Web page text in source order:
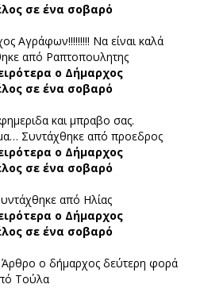
σε ένα σοβαρό
Αγράφων!!!!!!!!! Να είναι καλά
από Ραπτοπουλητης
ο Δήμαρχος
σε ένα σοβαρό
και μπραβο σας.
Συντάχθηκε από προεδρος
ο Δήμαρχος
σε ένα σοβαρό
από Ηλίας
ο Δήμαρχος
σε ένα σοβαρό
ο δήμαρχος δεύτερη φορά
Τούλα